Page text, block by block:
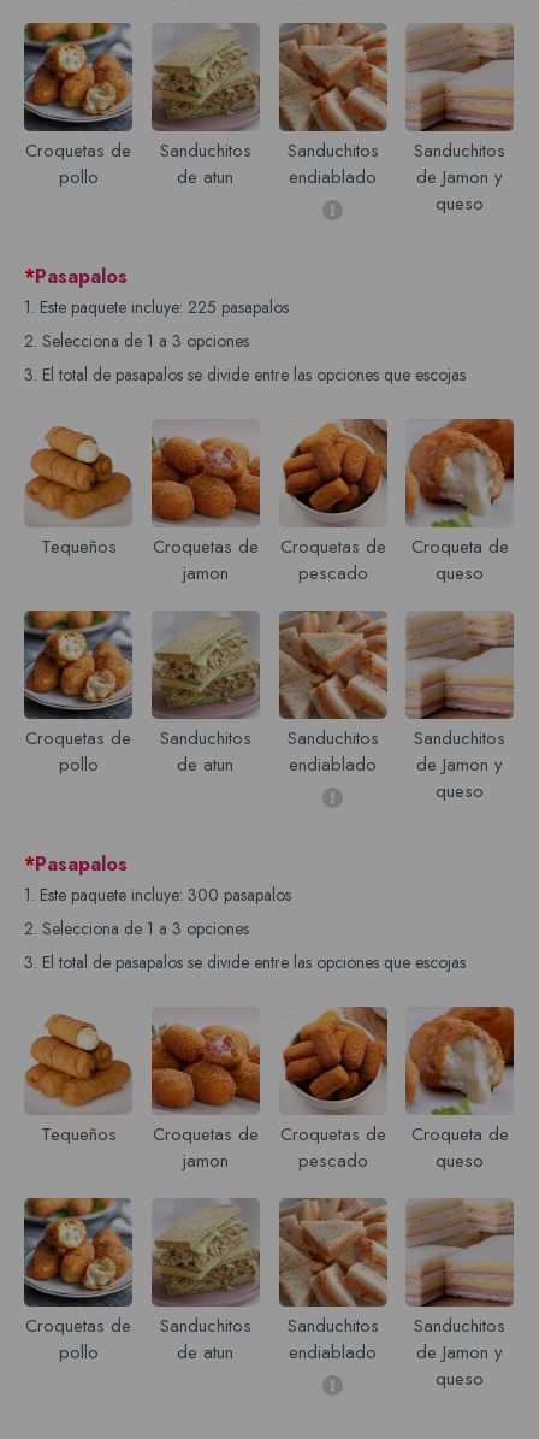
Croquetas de
pollo
Sanduchitos
de atun
Sanduchitos
endiablado
Sanduchitos
de Jamon y
queso
*Pasapalos
1. Este paquete incluye: 225 pasapalos
2. Selecciona de 1 a 3 opciones
3. El total de pasapalos se divide entre las opciones que escojas
Tequeños
Croquetas de
jamon
Croquetas de
pescado
Croqueta de
queso
Croquetas de
pollo
Sanduchitos
de atun
Sanduchitos
endiablado
Sanduchitos
de Jamon y
queso
*Pasapalos
1. Este paquete incluye: 300 pasapalos
2. Selecciona de 1 a 3 opciones
3. El total de pasapalos se divide entre las opciones que escojas
Tequeños
Croquetas de
jamon
Croquetas de
pescado
Croqueta de
queso
Croquetas de
pollo
Sanduchitos
de atun
Sanduchitos
endiablado
Sanduchitos
de Jamon y
queso